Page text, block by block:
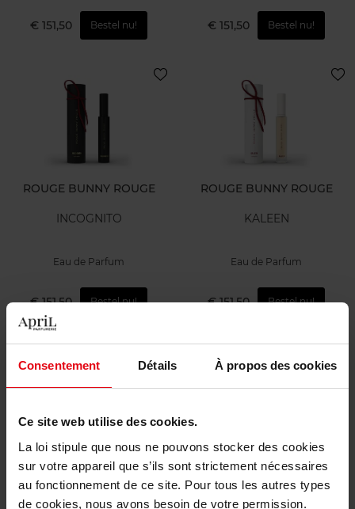
Consentement Détails À propos des cookies
Ce site web utilise des cookies.
La loi stipule que nous ne pouvons stocker des cookies
sur votre appareil que s’ils sont strictement nécessaires
au fonctionnement de ce site. Pour tous les autres types
de cookies, nous avons besoin de votre permission.
€ 151,50 Bestel nu! € 151,50 Bestel nu!
ROUGE BUNNY ROUGE
INCOGNITO
Eau de Parfum
€ 151,50 Bestel nu!
ROUGE BUNNY ROUGE
KALEEN
Eau de Parfum
€ 151,50 Bestel nu!
ROUGE BUNNY ROUGE ROUGE BUNNY ROUGE